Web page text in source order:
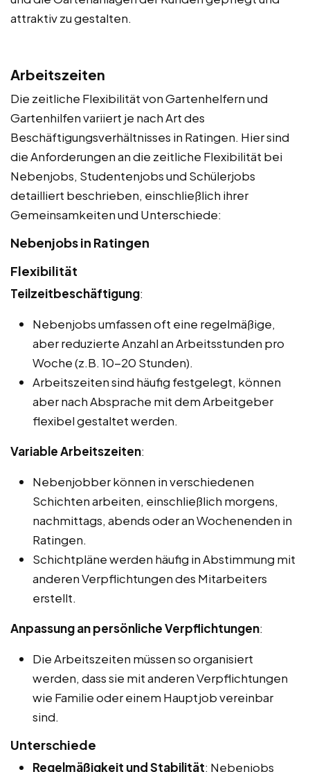
attraktiv zu gestalten.
Arbeitszeiten
Die zeitliche Flexibilität von Gartenhelfern und
Gartenhilfen variiert je nach Art des
Beschäftigungsverhältnisses in Ratingen. Hier sind
die Anforderungen an die zeitliche Flexibilität bei
Nebenjobs, Studentenjobs und Schülerjobs
detailliert beschrieben, einschließlich ihrer
Gemeinsamkeiten und Unterschiede:
Nebenjobs in Ratingen
Flexibilität
Teilzeitbeschäftigung:
Nebenjobs umfassen oft eine regelmäßige,
aber reduzierte Anzahl an Arbeitsstunden pro
Woche (z.B. 10-20 Stunden).
Arbeitszeiten sind häufig festgelegt, können
aber nach Absprache mit dem Arbeitgeber
flexibel gestaltet werden.
Variable Arbeitszeiten:
Nebenjobber können in verschiedenen
Schichten arbeiten, einschließlich morgens,
nachmittags, abends oder an Wochenenden in
Ratingen.
Schichtpläne werden häufig in Abstimmung mit
anderen Verpflichtungen des Mitarbeiters
erstellt.
Anpassung an persönliche Verpflichtungen:
Die Arbeitszeiten müssen so organisiert
werden, dass sie mit anderen Verpflichtungen
wie Familie oder einem Hauptjob vereinbar
sind.
Unterschiede
Regelmäßigkeit und Stabilität: Nebenjobs